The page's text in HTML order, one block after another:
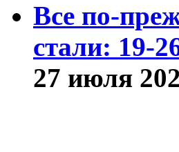
Все по-
стали: 19-
27 июля